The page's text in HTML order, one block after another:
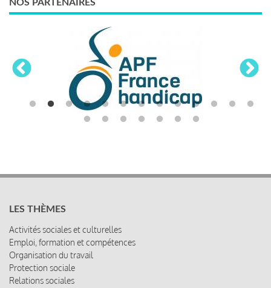
NOS PARTENAIRES
LES THÈMES
Activités sociales et culturelles
Emploi, formation et compétences
Organisation du travail
Protection sociale
Relations sociales